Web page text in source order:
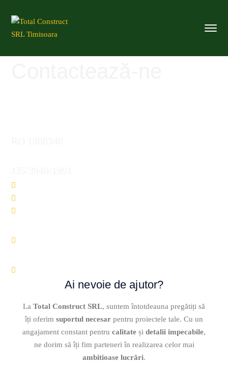
Ai nevoie de ajutor?
La Total Construct SRL, suntem întotdeauna pregătiți să
îți oferim suportul necesar pentru proiectele tale. Cu un
angajament constant pentru calitate și detalii impecabile,
ne dorim să îți fim parteneri în realizarea celor mai
ambitioase lucrări.